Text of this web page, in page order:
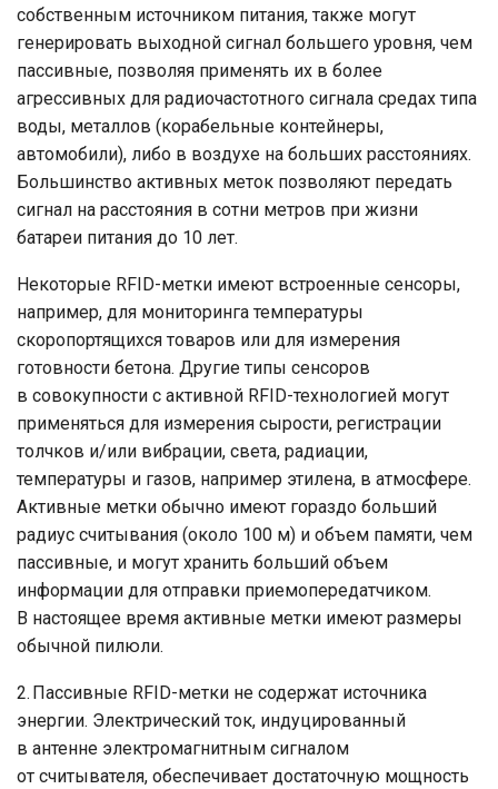
собственным источником питания, также могут
генерировать выходной сигнал большего уровня, чем
пассивные, позволяя применять их в более
агрессивных для радиочастотного сигнала средах типа
воды, металлов (корабельные контейнеры,
автомобили), либо в воздухе на больших расстояниях.
Большинство активных меток позволяют передать
сигнал на расстояния в сотни метров при жизни
батареи питания до 10 лет.
Некоторые RFID-метки имеют встроенные сенсоры,
например, для мониторинга температуры
скоропортящихся товаров или для измерения
готовности бетона. Другие типы сенсоров
в совокупности с активной RFID-технологией могут
применяться для измерения сырости, регистрации
толчков и/или вибрации, света, радиации,
температуры и газов, например этилена, в атмосфере.
Активные метки обычно имеют гораздо больший
радиус считывания (около 100 м) и объем памяти, чем
пассивные, и могут хранить больший объем
информации для отправки приемопередатчиком.
В настоящее время активные метки имеют размеры
обычной пилюли.
2. Пассивные RFID-метки не содержат источника
энергии. Электрический ток, индуцированный
в антенне электромагнитным сигналом
от считывателя, обеспечивает достаточную мощность